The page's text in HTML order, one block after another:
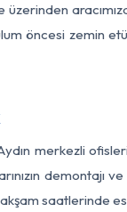
öncesi zemin
merkezli
demontajı
saatlerinde